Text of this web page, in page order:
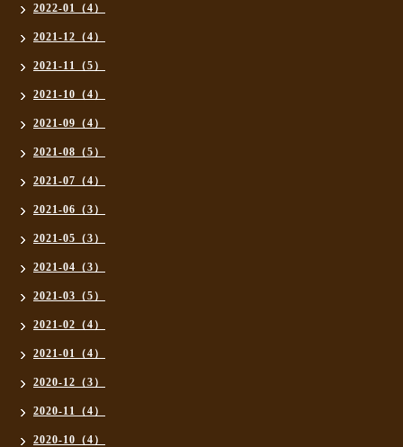
2022-01（4）
2021-12（4）
2021-11（5）
2021-10（4）
2021-09（4）
2021-08（5）
2021-07（4）
2021-06（3）
2021-05（3）
2021-04（3）
2021-03（5）
2021-02（4）
2021-01（4）
2020-12（3）
2020-11（4）
2020-10（4）